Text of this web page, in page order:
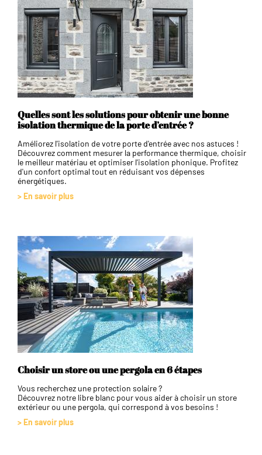
Quelles sont les solutions pour obtenir une bonne
isolation thermique de la porte d’entrée ?
Améliorez l'isolation de votre porte d'entrée avec nos astuces !
Découvrez comment mesurer la performance thermique, choisir
le meilleur matériau et optimiser l'isolation phonique. Profitez
d'un confort optimal tout en réduisant vos dépenses
énergétiques.
> En savoir plus
Choisir un store ou une pergola en 6 étapes
Vous recherchez une protection solaire ?
Découvrez notre libre blanc pour vous aider à choisir un store
extérieur ou une pergola, qui correspond à vos besoins !
> En savoir plus